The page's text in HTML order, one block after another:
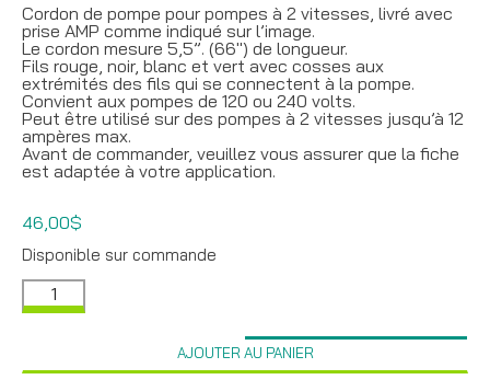
Cordon de pompe pour pompes à 2 vitesses, livré avec
prise AMP comme indiqué sur l’image.
Le cordon mesure 5,5”. (66″) de longueur.
Fils rouge, noir, blanc et vert avec cosses aux
extrémités des fils qui se connectent à la pompe.
Convient aux pompes de 120 ou 240 volts.
Peut être utilisé sur des pompes à 2 vitesses jusqu’à 12
ampères max.
Avant de commander, veuillez vous assurer que la fiche
est adaptée à votre application.
46,00$
Disponible sur commande
quantité
de
2Speed
AJOUTER AU PANIER